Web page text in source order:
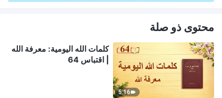
محتوى ذو صلة
5:16
كلمات الله اليومية: معرفة الله
| اقتباس 64